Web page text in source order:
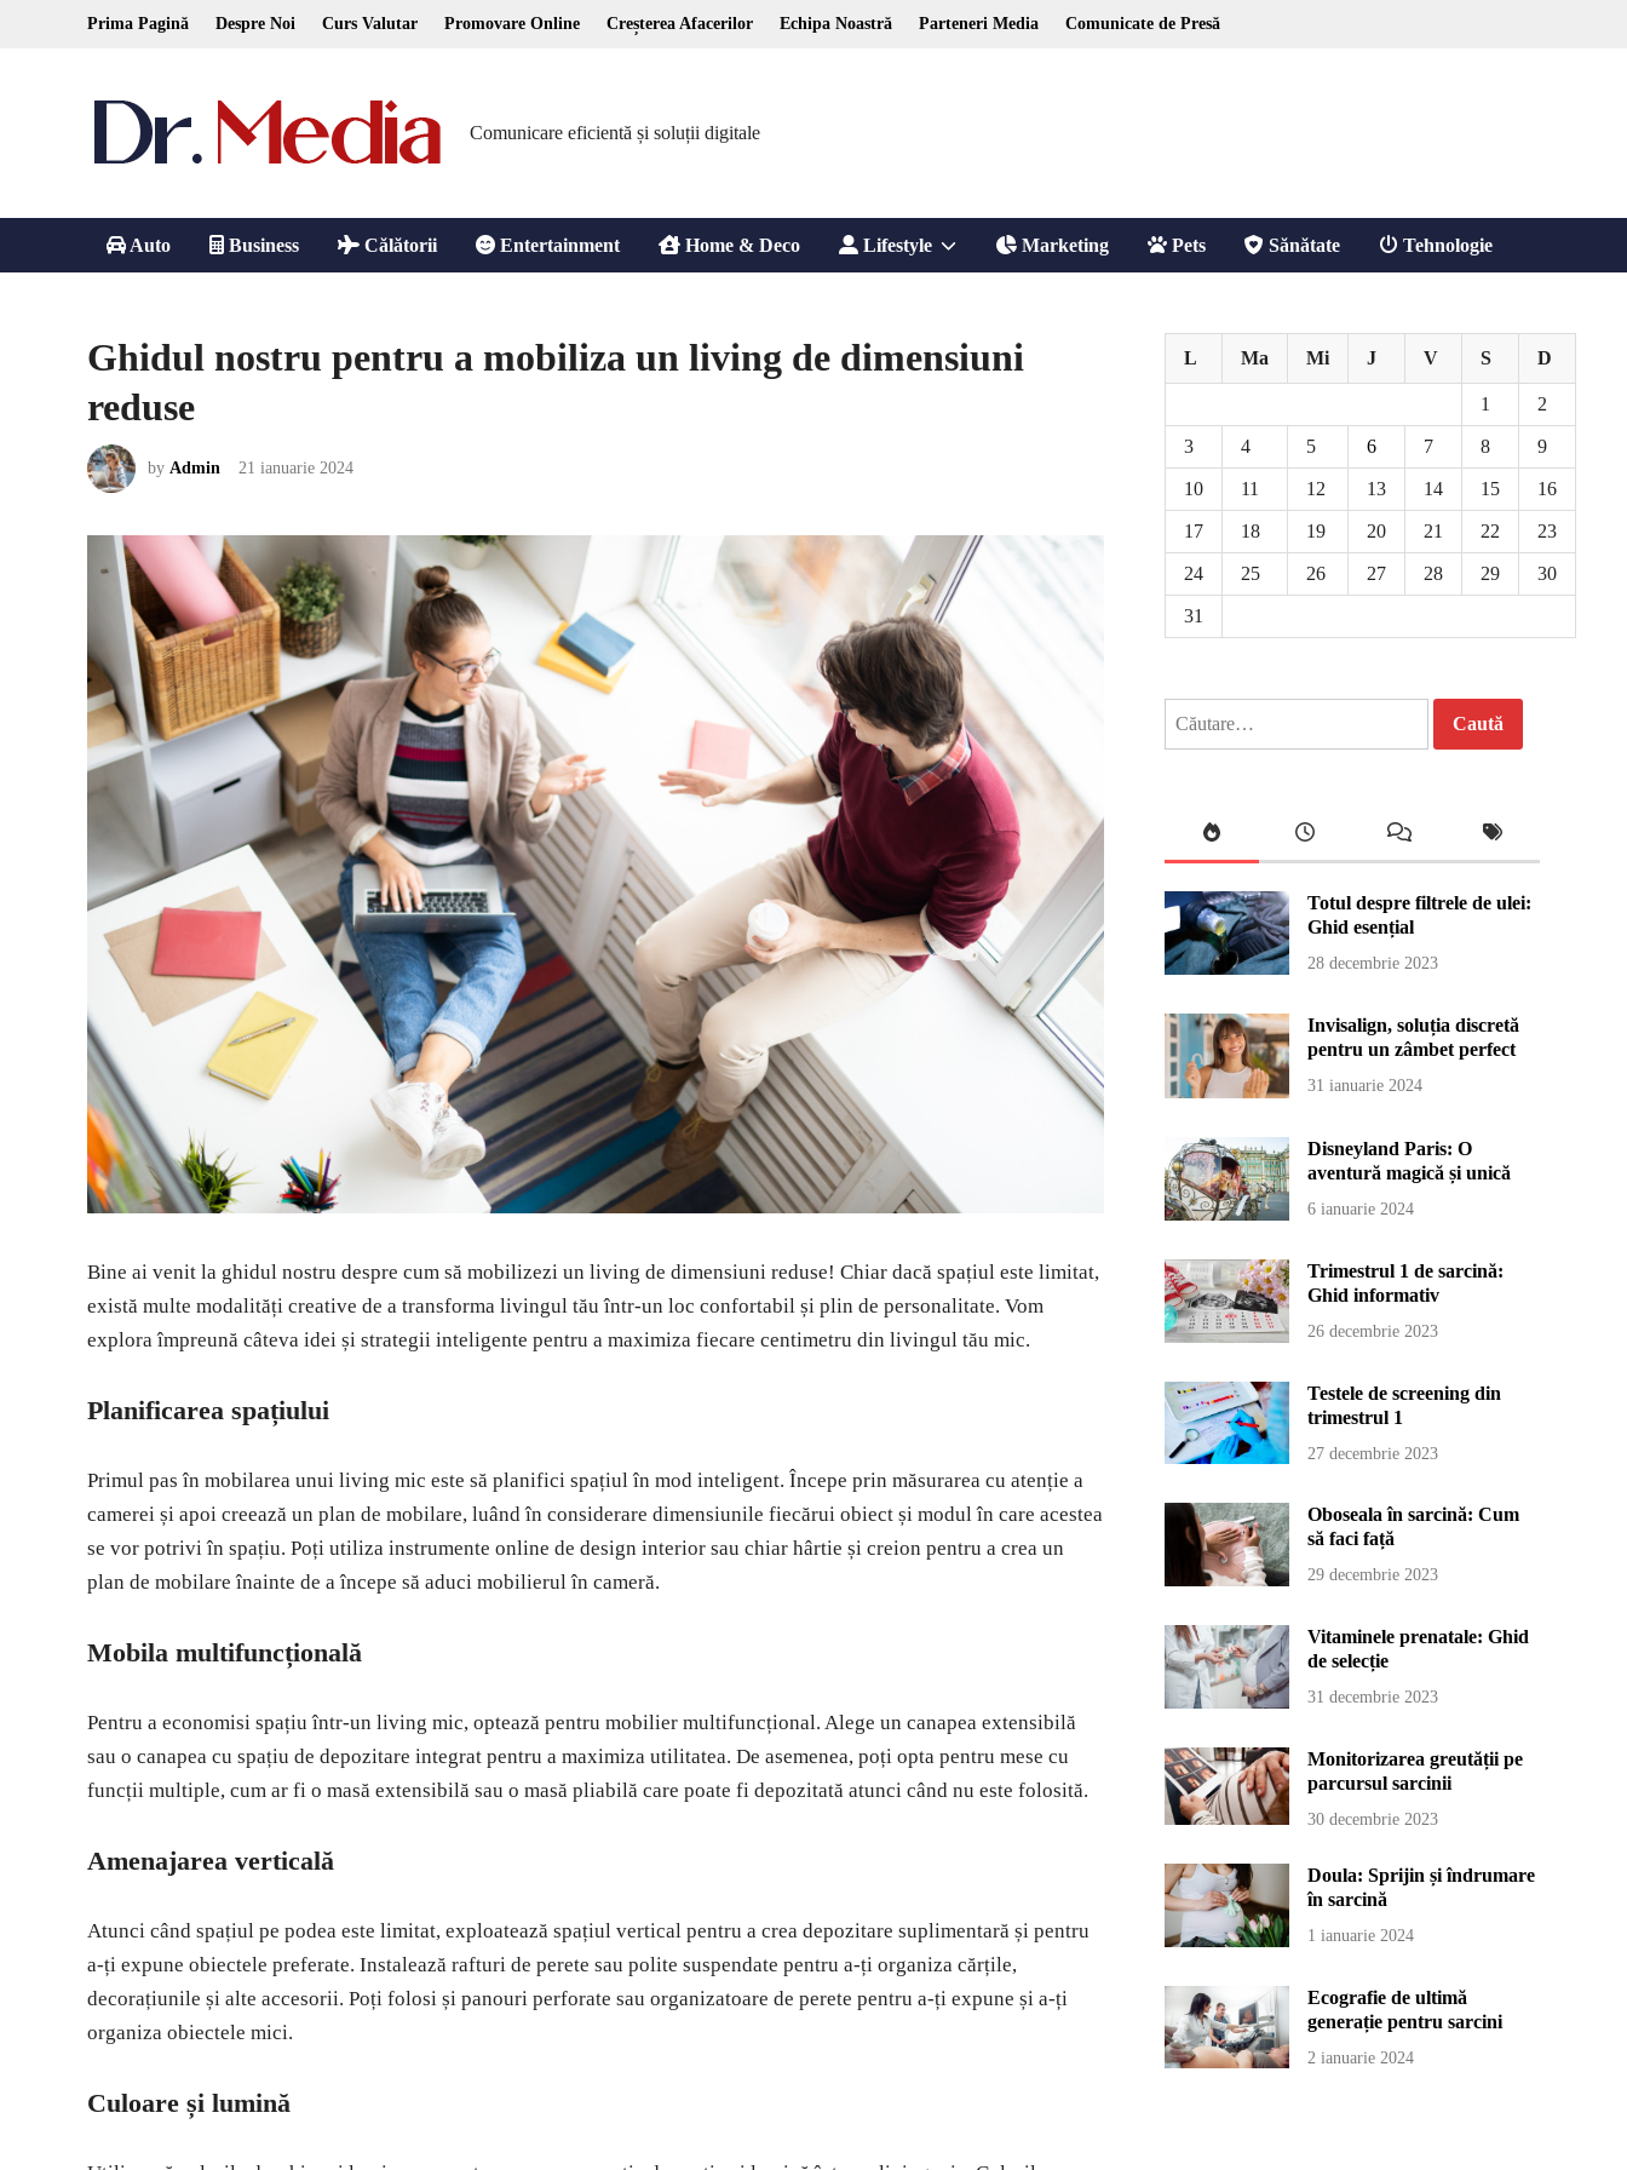
Prima Pagină Despre Noi Curs Valutar Promovare Online Creșterea Afacerilor Echipa Noastră Parteneri Media Comunicate de Presă
Comunicare eficientă și soluții digitale
Auto Business Călătorii Entertainment Home & Deco Lifestyle Show
menu
Marketing Pets Sănătate Tehnologie
Ghidul nostru pentru a mobiliza un living de dimensiuni
reduse
by Admin 21 ianuarie 2024
Bine ai venit la ghidul nostru despre cum să mobilizezi un living de dimensiuni reduse! Chiar dacă spațiul este limitat,
există multe modalități creative de a transforma livingul tău într-un loc confortabil și plin de personalitate. Vom
explora împreună câteva idei și strategii inteligente pentru a maximiza fiecare centimetru din livingul tău mic.
Planificarea spațiului
Primul pas în mobilarea unui living mic este să planifici spațiul în mod inteligent. Începe prin măsurarea cu atenție a
camerei și apoi creează un plan de mobilare, luând în considerare dimensiunile fiecărui obiect și modul în care acestea
se vor potrivi în spațiu. Poți utiliza instrumente online de design interior sau chiar hârtie și creion pentru a crea un
plan de mobilare înainte de a începe să aduci mobilierul în cameră.
Mobila multifuncțională
Pentru a economisi spațiu într-un living mic, optează pentru mobilier multifuncțional. Alege un canapea extensibilă
sau o canapea cu spațiu de depozitare integrat pentru a maximiza utilitatea. De asemenea, poți opta pentru mese cu
funcții multiple, cum ar fi o masă extensibilă sau o masă pliabilă care poate fi depozitată atunci când nu este folosită.
Amenajarea verticală
Atunci când spațiul pe podea este limitat, exploatează spațiul vertical pentru a crea depozitare suplimentară și pentru
a-ți expune obiectele preferate. Instalează rafturi de perete sau polite suspendate pentru a-ți organiza cărțile,
decorațiunile și alte accesorii. Poți folosi și panouri perforate sau organizatoare de perete pentru a-ți expune și a-ți
organiza obiectele mici.
Culoare și lumină
L Ma Mi J V S D
1 2
3 4 5 6 7 8 9
10 11 12 13 14 15 16
17 18 19 20 21 22 23
24 25 26 27 28 29 30
31
Totul despre filtrele de ulei:
Ghid esențial
28 decembrie 2023
Invisalign, soluția discretă
pentru un zâmbet perfect
31 ianuarie 2024
Disneyland Paris: O
aventură magică și unică
6 ianuarie 2024
Trimestrul 1 de sarcină:
Ghid informativ
26 decembrie 2023
Testele de screening din
trimestrul 1
27 decembrie 2023
Oboseala în sarcină: Cum
să faci față
29 decembrie 2023
Vitaminele prenatale: Ghid
de selecție
31 decembrie 2023
Monitorizarea greutății pe
parcursul sarcinii
30 decembrie 2023
Doula: Sprijin și îndrumare
în sarcină
1 ianuarie 2024
Ecografie de ultimă
generație pentru sarcini
2 ianuarie 2024